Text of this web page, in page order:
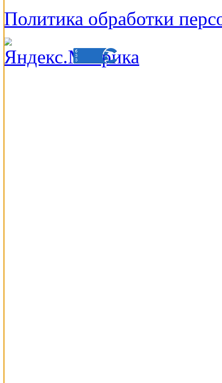
Политика обработки